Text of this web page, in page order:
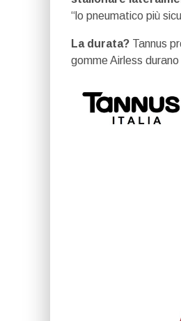
“lo pneumatico più
La durata? Tannus
gomme Airless